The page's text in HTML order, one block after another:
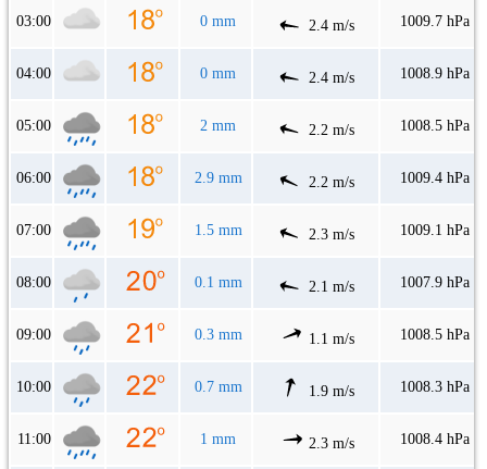
03:00 0 mm 2.4 m/s 1009.7 hPa
04:00 0 mm 2.4 m/s 1008.9 hPa
05:00 2 mm 2.2 m/s 1008.5 hPa
06:00 2.9 mm 2.2 m/s 1009.4 hPa
07:00 1.5 mm 2.3 m/s 1009.1 hPa
08:00 0.1 mm 2.1 m/s 1007.9 hPa
09:00 0.3 mm 1.1 m/s 1008.5 hPa
10:00 0.7 mm 1.9 m/s 1008.3 hPa
11:00 1 mm 2.3 m/s 1008.4 hPa